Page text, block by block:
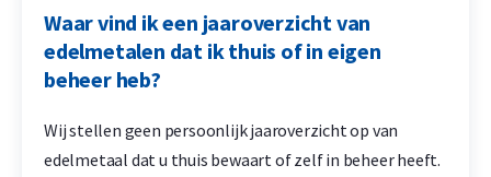
Waar vind ik een jaaroverzicht van
edelmetalen dat ik thuis of in eigen
beheer heb?
Wij stellen geen persoonlijk jaaroverzicht op van
edelmetaal dat u thuis bewaart of zelf in beheer heeft.